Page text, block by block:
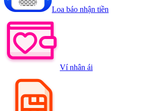
Loa báo nhận tiền
Ví nhân ái